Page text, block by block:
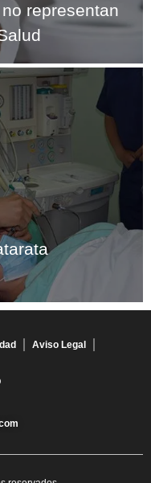
representan
Aviso Legal